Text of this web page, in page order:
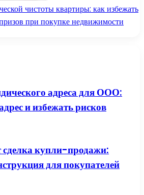
чистоты квартиры: как избежать
при покупке недвижимости
адреса для ООО:
и избежать рисков
сделка купли-продажи:
для покупателей